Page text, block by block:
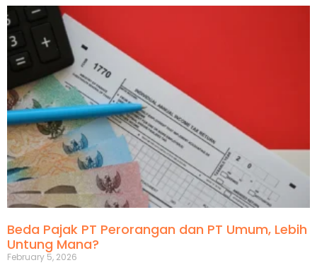
Beda Pajak PT Perorangan dan PT Umum, Lebih
Untung Mana?
February 5, 2026